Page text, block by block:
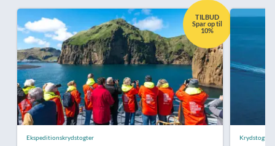
TILBUD
Spar op til
10%
Ekspeditionskrydstogter Krydstogt /